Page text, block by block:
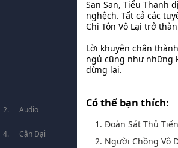
Audio
Cận Đại
San San, Tiểu Thanh
nghệch. Tất cả các
Chi Tôn Vô Lại trở
Lời khuyên chân
ngủ cũng như những
dừng lại.
Có thể bạn thích:
1. Đoàn Sát Thủ
2. Người Chồng Vô